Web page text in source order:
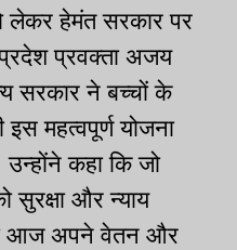
लेकर हेमंत सरकार पर
प्रदेश प्रवक्ता अजय
सरकार ने बच्चों के
इस महत्वपूर्ण योजना
कहा कि जो
सुरक्षा और न्याय
आज अपने वेतन और